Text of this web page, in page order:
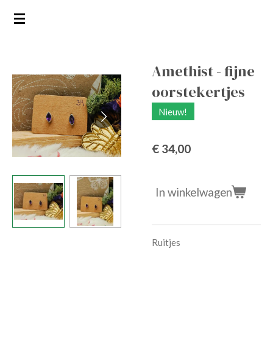
Ga
hoofdinhoud
Amethist - fijne
oorstekertjes
Nieuw!
€ 34,00
In winkelwagen
Ruitjes